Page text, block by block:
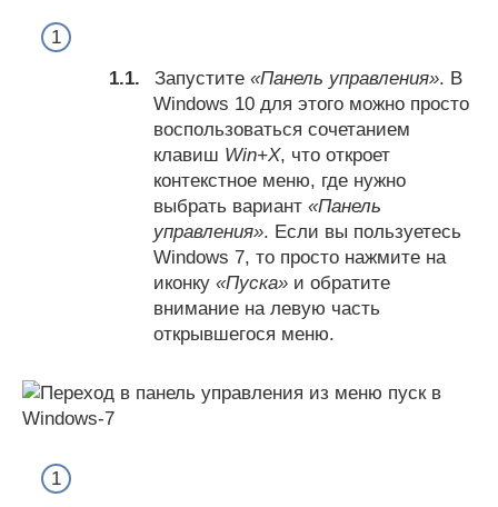
Запустите «Панель управления». В
Windows 10 для этого можно просто
воспользоваться сочетанием
клавиш Win+X, что откроет
контекстное меню, где нужно
выбрать вариант «Панель
управления». Если вы пользуетесь
Windows 7, то просто нажмите на
иконку «Пуска» и обратите
внимание на левую часть
открывшегося меню.